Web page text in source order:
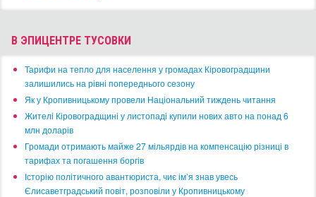
В ЭПИЦЕНТРЕ ТУСОВКИ
​Тарифи на тепло для населення у громадах Кіровоградщини
залишились на рівні попереднього сезону
​Як у Кропивницькому провели Національний тиждень читання
​Жителі Кіровоградщині у листопаді купили нових авто на понад 6
млн доларів
​Громади отримають майже 27 мільярдів на компенсацію різниці в
тарифах та погашення боргів
Історію політичного авантюриста, чиє ім’я знав увесь
Єлисаветградський повіт, розповіли у Кропивницькому